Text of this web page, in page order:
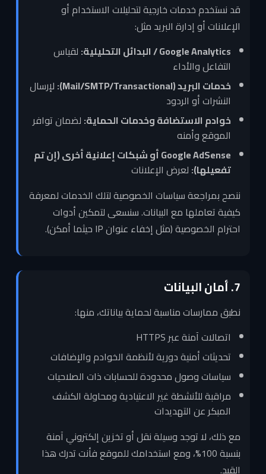
قد نستخدم خدمات خارجية لتحليلات الاستخدام أو
الإعلانات أو إدارة البريد مثل:
Google Analytics / البدائل التحليلية:
لقياس
التفاعل والأداء
خدمات البريد (Mail/SMTP/Transactional):
لإرسال
النشرات أو الردود
خوادم الاستضافة وخدمات الحماية: لضمان توافر
الموقع وأمنه
Google AdSense أو شبكات إعلانية أخرى (إن تم
تفعيلها): لعرض الإعلانات
ننصح بمراجعة سياسات الخصوصية لتلك الخدمات لمعرفة
كيفية تعاملها مع البيانات. سنسعى لتمكين أدوات
احترام الخصوصية (مثل إخفاء عنوان IP حيثما أمكن).
7. أمان البيانات
نطبق ممارسات مناسبة لحماية بياناتك، منها:
اتصالات آمنة عبر HTTPS
تحديثات أمنية دورية لأنظمة الخوادم والإضافات
سياسات وصول محدودة للحسابات ذات الصلاحيات
مراقبة للأنشطة غير الاعتيادية ومحاولة الكشف
المبكر عن التهديدات
مع ذلك، لا توجد وسيلة نقل أو تخزين إلكتروني آمنة
بنسبة 100%، ومع استخدامك للموقع فأنت تدرك هذا
القيد.